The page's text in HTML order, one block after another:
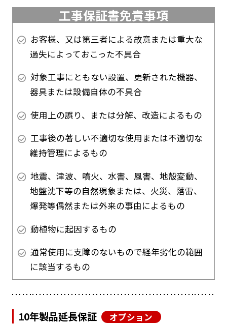
工事保証書免責事項
お客様、又は第三者による故意または重大な
過失によっておこった不具合
対象工事にともない設置、更新された機器、
器具または設備自体の不具合
使用上の誤り、または分解、改造によるもの
工事後の著しい不適切な使用または不適切な
維持管理によるもの
地震、津波、噴火、水害、風害、地殻変動、
地盤沈下等の自然現象または、火災、落雷、
爆発等偶然または外来の事由によるもの
動植物に起因するもの
通常使用に支障のないもので経年劣化の範囲
に該当するもの
10年製品延長保証 オプション